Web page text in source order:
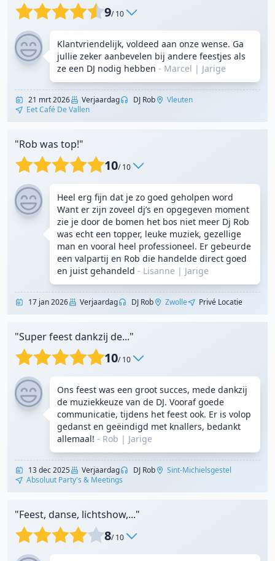
9/ 10
Klantvriendelijk, voldeed aan onze wense. Ga
jullie zeker aanbevelen bij andere feestjes als
ze een DJ nodig hebben - Marcel | Jarige
21 mrt 2026 Verjaardag DJ Rob
Vleuten
Eet Café De Vallen
"Rob was top!"
10/ 10
Heel erg fijn dat je zo goed geholpen word
Want er zijn zoveel dj’s en opgegeven moment
zie je door de bomen het bos niet meer Dj Rob
was echt een topper, leuke muziek, gezellige
man en vooral heel professioneel. Er gebeurde
een valpartij en Rob die handelde direct goed
en juist gehandeld - Lisanne | Jarige
17 jan 2026 Verjaardag DJ Rob Zwolle Privé Locatie
"Super feest dankzij de..."
10/ 10
Ons feest was een groot succes, mede dankzij
de muziekkeuze van de DJ. Vooraf goede
communicatie, tijdens het feest ook. Er is volop
gedanst en geëindigd met knallers, bedankt
allemaal! - Rob | Jarige
13 dec 2025 Verjaardag DJ Rob
Sint-Michielsgestel
Absoluut Party's & Meetings
"Feest, danse, lichtshow,..."
8/ 10